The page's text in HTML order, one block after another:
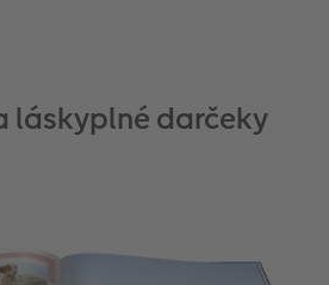
láskyplné darčeky